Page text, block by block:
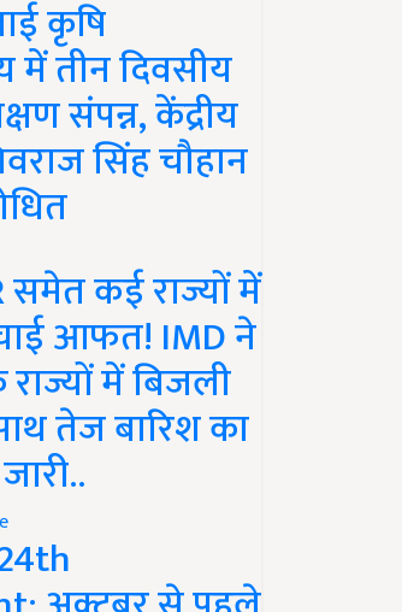
कृषि
में तीन दिवसीय
संपन्न, केंद्रीय
सिंह चौहान
समेत कई राज्यों में
आफत! IMD ने
में बिजली
तेज बारिश का